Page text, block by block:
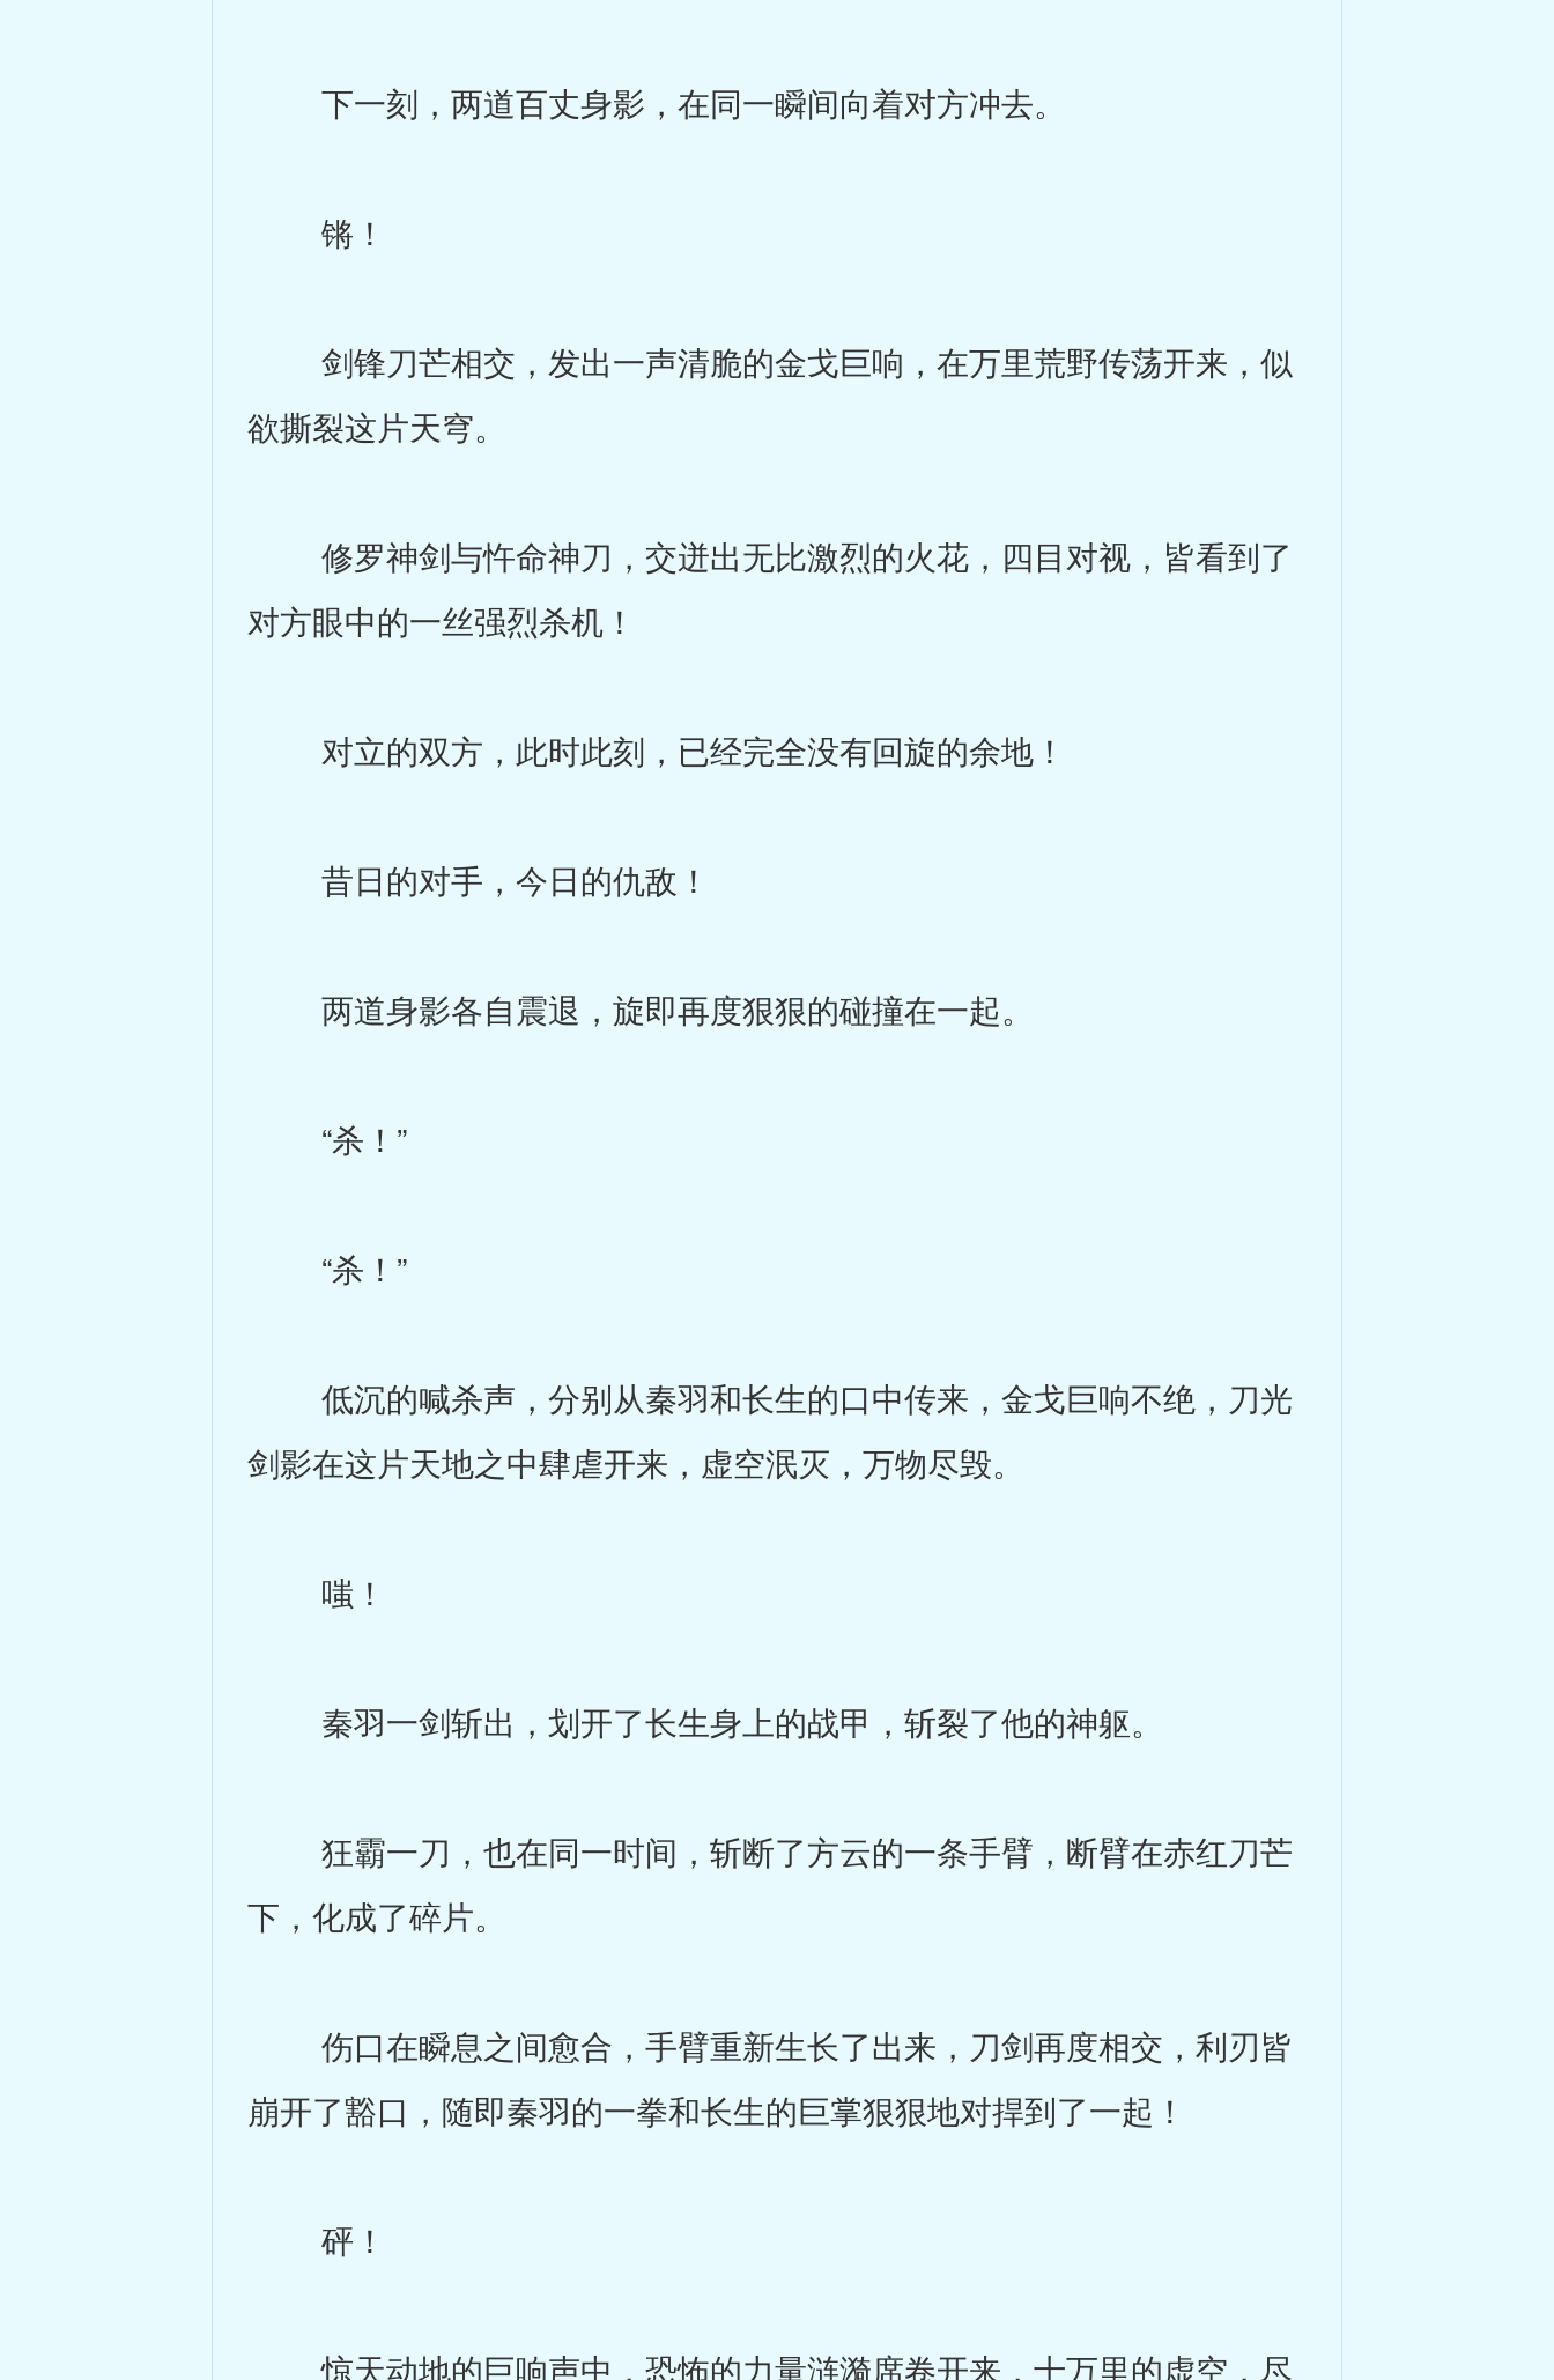
下一刻，两道百丈身影，在同一瞬间向着对方冲去。
锵！
剑锋刀芒相交，发出一声清脆的金戈巨响，在万里荒野传荡开来，似
欲撕裂这片天穹。
修罗神剑与忤命神刀，交迸出无比激烈的火花，四目对视，皆看到了
对方眼中的一丝强烈杀机！
对立的双方，此时此刻，已经完全没有回旋的余地！
昔日的对手，今日的仇敌！
两道身影各自震退，旋即再度狠狠的碰撞在一起。
“杀！”
“杀！”
低沉的喊杀声，分别从秦羽和长生的口中传来，金戈巨响不绝，刀光
剑影在这片天地之中肆虐开来，虚空泯灭，万物尽毁。
嗤！
秦羽一剑斩出，划开了长生身上的战甲，斩裂了他的神躯。
狂霸一刀，也在同一时间，斩断了方云的一条手臂，断臂在赤红刀芒
下，化成了碎片。
伤口在瞬息之间愈合，手臂重新生长了出来，刀剑再度相交，利刃皆
崩开了豁口，随即秦羽的一拳和长生的巨掌狠狠地对捍到了一起！
砰！
惊天动地的巨响声中，恐怖的力量涟漪席卷开来，十万里的虚空，尽